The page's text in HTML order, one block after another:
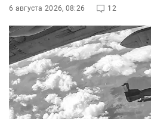
6 августа 2026, 08:26 12